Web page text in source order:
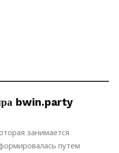
bwin.party
занимается
путем